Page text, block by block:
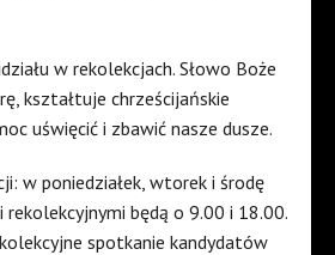
w rekolekcjach. Słowo Boże
kształtuje chrześcijańskie
uświęcić i zbawić nasze dusze.
w poniedziałek, wtorek i środę
rekolekcyjnymi będą o 9.00 i 18.00.
spotkanie kandydatów